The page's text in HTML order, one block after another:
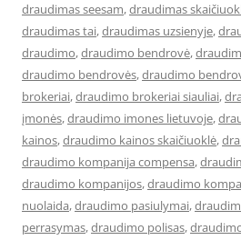
draudimas seesam,draudimas
draudimas tai,draudimas uzsienyje,
draudimo,draudimo bendrovė,
draudimo bendrovės,draudimo
brokeriai,draudimo brokeriai siauliai,
įmonės,draudimo imones lietuvoje,
kainos,draudimo kainos skaičiuoklė,
draudimo kompanija compensa,
draudimo kompanijos,draudimo
nuolaida,draudimo pasiulymai,
perrasymas,draudimo polisas,